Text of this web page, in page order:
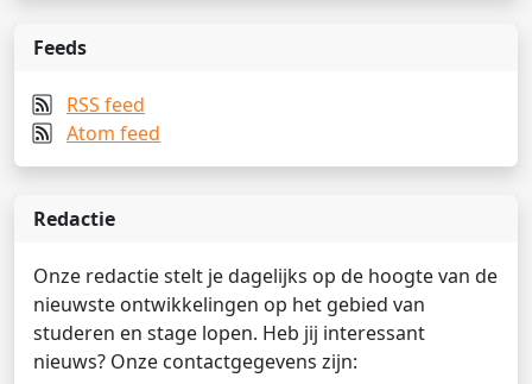
Feeds
RSS feed
Atom feed
Redactie
Onze redactie stelt je dagelijks op de hoogte van de
nieuwste ontwikkelingen op het gebied van
studeren en stage lopen. Heb jij interessant
nieuws? Onze contactgegevens zijn: